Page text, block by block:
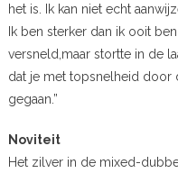
het is. Ik kan niet echt
Ik ben sterker dan ik ooit
versneld,maar stortte in de
dat je met topsnelheid door
gegaan.”
Noviteit
Het zilver in de mixed-